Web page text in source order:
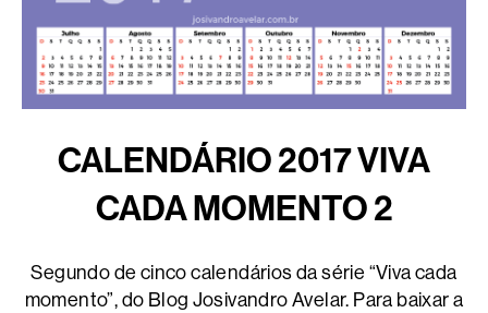
CALENDÁRIO 2017 VIVA
CADA MOMENTO 2
Segundo de cinco calendários da série “Viva cada
momento”, do Blog Josivandro Avelar. Para baixar a